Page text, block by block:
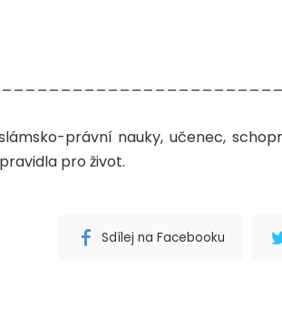
pro život.
Sdílej na Facebooku